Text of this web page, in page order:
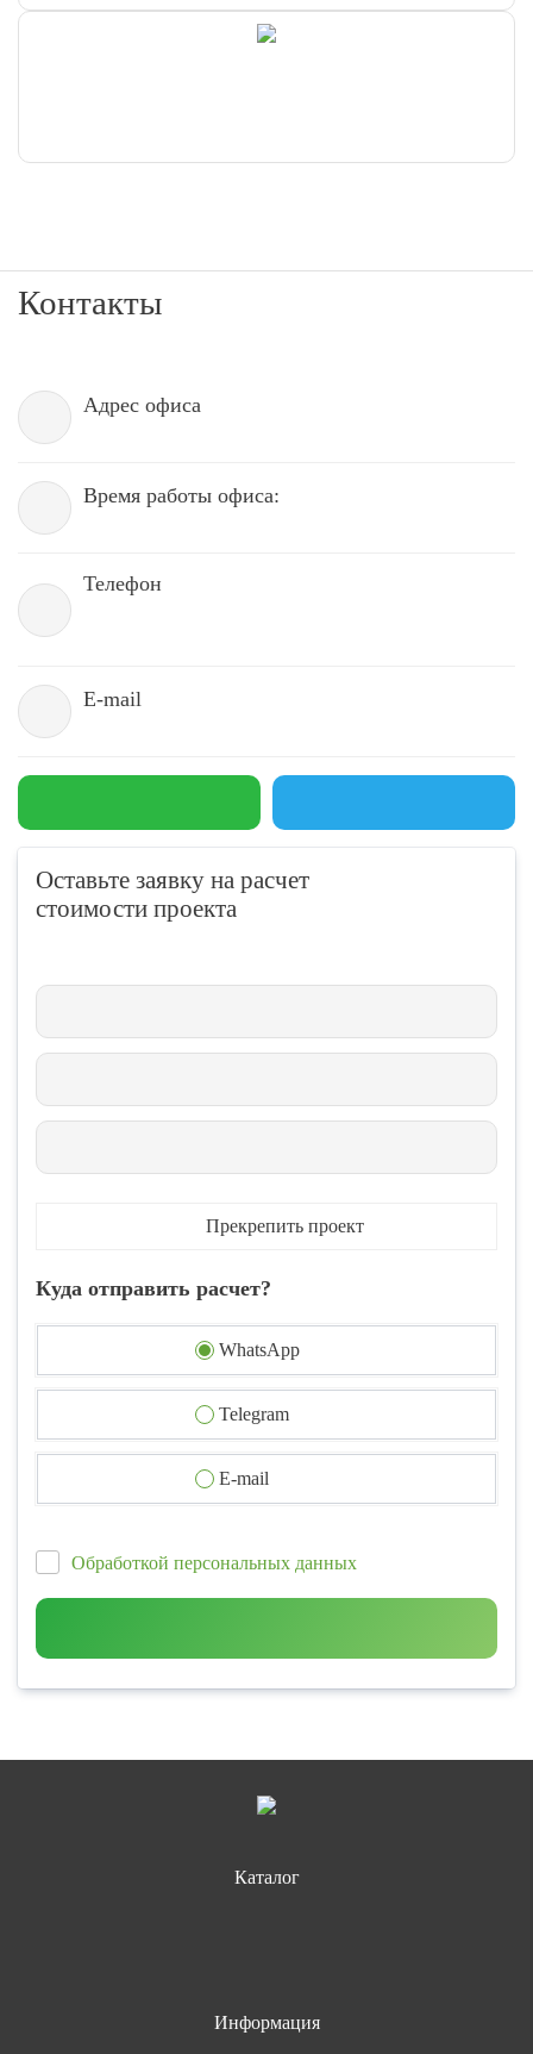
Контакты
Адрес офиса
Время работы офиса:
Телефон
E-mail
Оставьте заявку на расчет
стоимости проекта
Прекрепить проект
Куда отправить расчет?
WhatsApp
Telegram
E-mail
Обработкой персональных данных
Каталог
Информация